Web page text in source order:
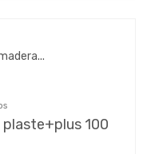
plaste+plus 100